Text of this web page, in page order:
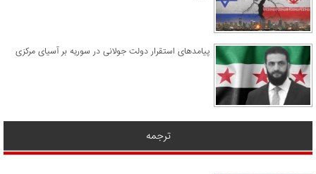
پیامدهای استقرار دولت جولانی در سوریه بر آسیای مرکزی
ترجمه